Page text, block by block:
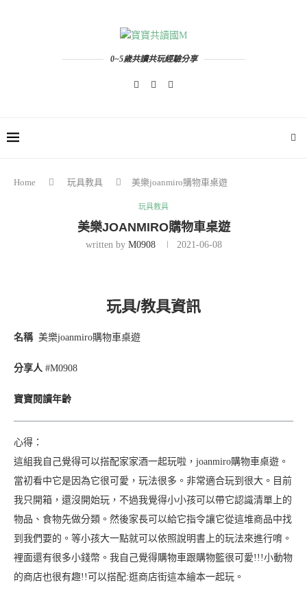
0~5歲共讀共玩經驗分享
Home 玩具教具 美樂joanmiro購物車桌遊
玩具教具
美樂JOANMIRO購物車桌遊
written by M0908 2021-06-08
玩具/教具資訊
名稱 美樂joanmiro購物車桌遊
分享人 #M0908
寶寶閱讀年齡
心得：
這組我自己覺得可以搭配家家酒一起玩啦，joanmiro購物車桌遊。
當初看中它是因為它很可愛，玩法很多。非常適合玩到很大。目前
我只開箱，還沒開始玩，不過我覺得小小孩可以帶它認識清單上的
物品、食物先做分類。然後家長可以給它指令讓它從這堆商品中找
到我們要的。等小孩大一點就可以依照說明書上的玩法來進行唷。
裡面還有很多小錢幣。我自己覺得購物車跟購物籃很可愛!!!小動物
的商店也很有趣!!可以搭配:逛商店街這本繪本一起玩。